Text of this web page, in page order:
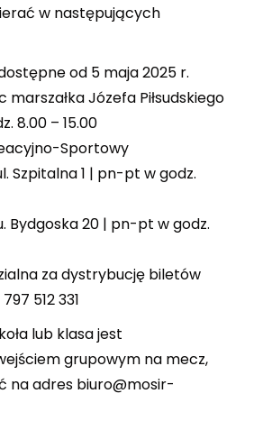
w następujących
od 5 maja 2025 r.
marszałka Józefa Piłsudskiego
8.00 – 15.00
Sportowy
ul. Szpitalna 1 | pn-pt w godz.
Bydgoska 20 | pn-pt w godz.
za dystrybucję biletów
512 331
lub klasa jest
grupowym na mecz,
na adres biuro@mosir-